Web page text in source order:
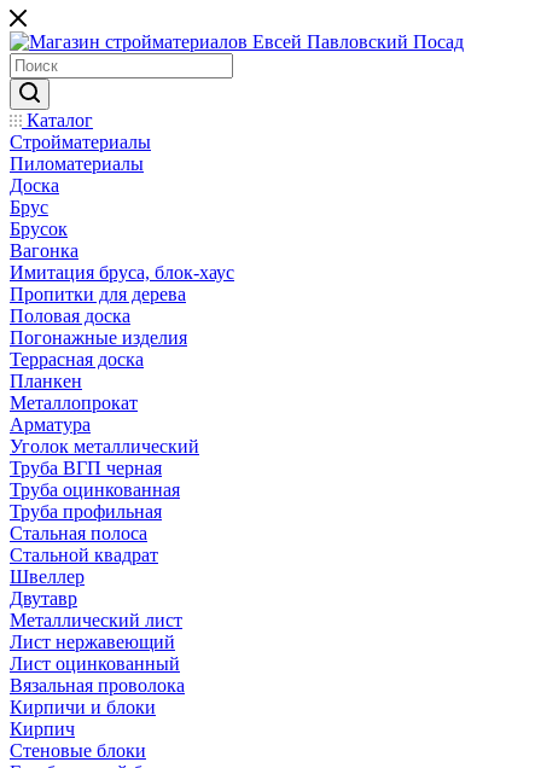
Каталог
Стройматериалы
Пиломатериалы
Доска
Брус
Брусок
Вагонка
Имитация бруса, блок-хаус
Пропитки для дерева
Половая доска
Погонажные изделия
Террасная доска
Планкен
Металлопрокат
Арматура
Уголок металлический
Труба ВГП черная
Труба оцинкованная
Труба профильная
Стальная полоса
Стальной квадрат
Швеллер
Двутавр
Металлический лист
Лист нержавеющий
Лист оцинкованный
Вязальная проволока
Кирпичи и блоки
Кирпич
Стеновые блоки